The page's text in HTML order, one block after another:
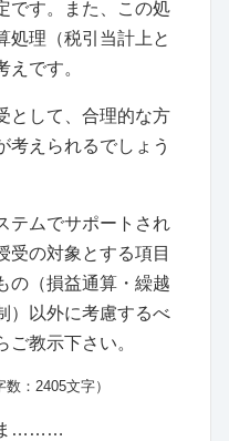
です。また、この処
処理（税引当計上と
です。
として、合理的な方
考えられるでしょう
ムでサポートされ
受の対象とする項目
の（損益通算・繰越
）以外に考慮するべ
ご教示下さい。
：2405文字）
………